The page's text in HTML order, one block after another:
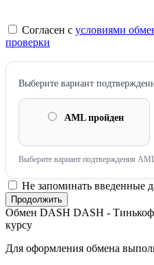
Согласен с условиями
проверки
Выберите вариант
AML пройден
Выберите вариант подтверждения
Не запоминать введенные
Обмен DASH DASH -
курсу
Для оформления обмена